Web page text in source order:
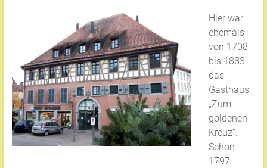
Hier war
ehemals
von 1708
bis 1883
das
Gasthaus
„Zum
goldenen
Kreuz“.
Schon
1797